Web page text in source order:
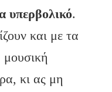
υπερβολικό.
και με τα
κι ας μη